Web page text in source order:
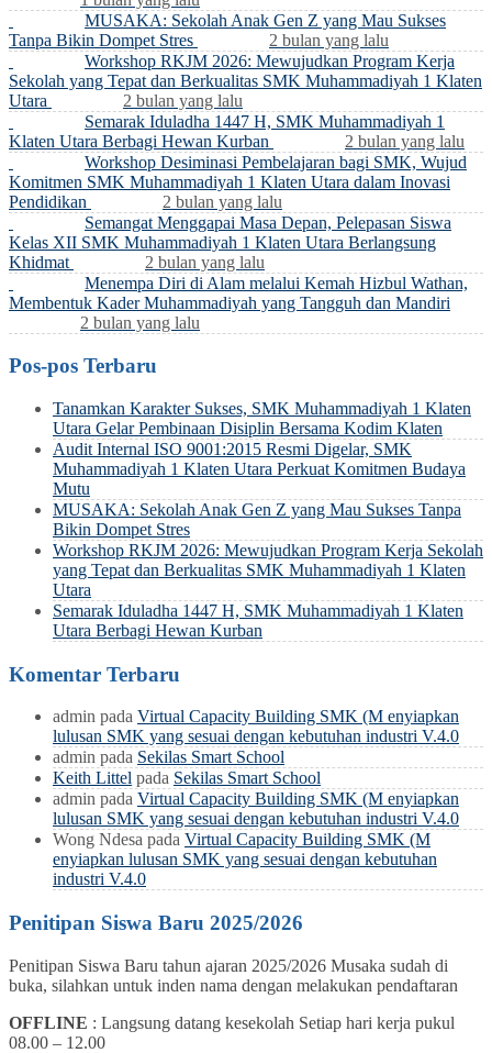
MUSAKA: Sekolah Anak Gen Z yang Mau Sukses
Tanpa Bikin Dompet Stres
2 bulan yang lalu
Workshop RKJM 2026: Mewujudkan Program Kerja
Sekolah yang Tepat dan Berkualitas SMK Muhammadiyah 1 Klaten
Utara
2 bulan yang lalu
Semarak Iduladha 1447 H, SMK Muhammadiyah 1
Klaten Utara Berbagi Hewan Kurban
2 bulan yang lalu
Workshop Desiminasi Pembelajaran bagi SMK, Wujud
Komitmen SMK Muhammadiyah 1 Klaten Utara dalam Inovasi
Pendidikan
2 bulan yang lalu
Semangat Menggapai Masa Depan, Pelepasan Siswa
Kelas XII SMK Muhammadiyah 1 Klaten Utara Berlangsung
Khidmat
2 bulan yang lalu
Menempa Diri di Alam melalui Kemah Hizbul Wathan,
Membentuk Kader Muhammadiyah yang Tangguh dan Mandiri
2 bulan yang lalu
Pos-pos Terbaru
Tanamkan Karakter Sukses, SMK Muhammadiyah 1 Klaten
Utara Gelar Pembinaan Disiplin Bersama Kodim Klaten
Audit Internal ISO 9001:2015 Resmi Digelar, SMK
Muhammadiyah 1 Klaten Utara Perkuat Komitmen Budaya
Mutu
MUSAKA: Sekolah Anak Gen Z yang Mau Sukses Tanpa
Bikin Dompet Stres
Workshop RKJM 2026: Mewujudkan Program Kerja Sekolah
yang Tepat dan Berkualitas SMK Muhammadiyah 1 Klaten
Utara
Semarak Iduladha 1447 H, SMK Muhammadiyah 1 Klaten
Utara Berbagi Hewan Kurban
Komentar Terbaru
admin pada Virtual Capacity Building SMK (M enyiapkan
lulusan SMK yang sesuai dengan kebutuhan industri V.4.0
admin pada Sekilas Smart School
Keith Littel pada Sekilas Smart School
admin pada Virtual Capacity Building SMK (M enyiapkan
lulusan SMK yang sesuai dengan kebutuhan industri V.4.0
Wong Ndesa pada Virtual Capacity Building SMK (M
enyiapkan lulusan SMK yang sesuai dengan kebutuhan
industri V.4.0
Penitipan Siswa Baru 2025/2026
Penitipan Siswa Baru tahun ajaran 2025/2026 Musaka sudah di
buka, silahkan untuk inden nama dengan melakukan pendaftaran
OFFLINE : Langsung datang kesekolah Setiap hari kerja pukul
08.00 – 12.00